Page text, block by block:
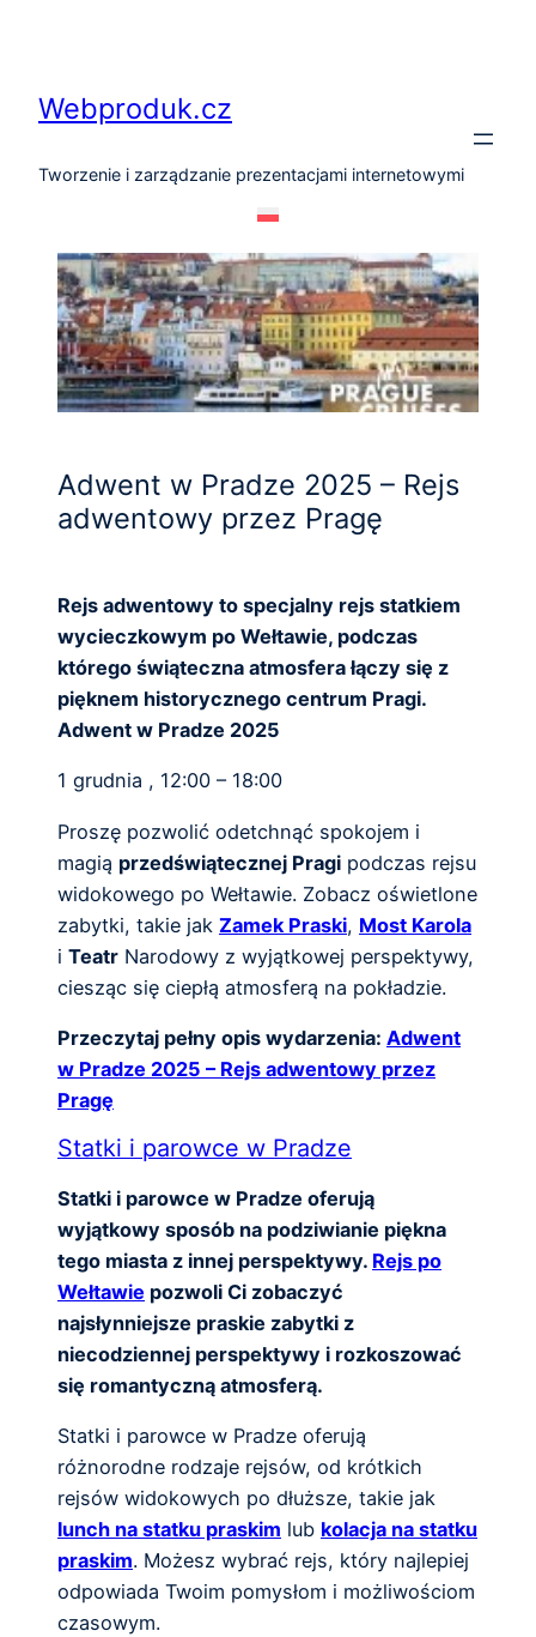
Webproduk.cz
Tworzenie i zarządzanie prezentacjami internetowymi
Adwent w Pradze 2025 – Rejs
adwentowy przez Pragę
Rejs adwentowy to specjalny rejs statkiem
wycieczkowym po Wełtawie, podczas
którego świąteczna atmosfera łączy się z
pięknem historycznego centrum Pragi.
Adwent w Pradze 2025
1 grudnia , 12:00 – 18:00
Proszę pozwolić odetchnąć spokojem i
magią przedświątecznej Pragi podczas rejsu
widokowego po Wełtawie. Zobacz oświetlone
zabytki, takie jak Zamek Praski, Most Karola
i Teatr Narodowy z wyjątkowej perspektywy,
ciesząc się ciepłą atmosferą na pokładzie.
Przeczytaj pełny opis wydarzenia: Adwent
w Pradze 2025 – Rejs adwentowy przez
Pragę
Statki i parowce w Pradze
Statki i parowce w Pradze oferują
wyjątkowy sposób na podziwianie piękna
tego miasta z innej perspektywy. Rejs po
Wełtawie pozwoli Ci zobaczyć
najsłynniejsze praskie zabytki z
niecodziennej perspektywy i rozkoszować
się romantyczną atmosferą.
Statki i parowce w Pradze oferują
różnorodne rodzaje rejsów, od krótkich
rejsów widokowych po dłuższe, takie jak
lunch na statku praskim lub kolacja na statku
praskim. Możesz wybrać rejs, który najlepiej
odpowiada Twoim pomysłom i możliwościom
czasowym.